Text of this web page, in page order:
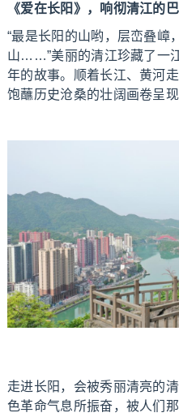
《爱在长阳》，响彻清江的
“最是长阳的山哟，层峦叠嶂
山……”美丽的清江珍藏了一
年的故事。顺着长江、黄河
饱蘸历史沧桑的壮阔画卷呈现
走进长阳，会被秀丽清亮的
色革命气息所振奋，被人们